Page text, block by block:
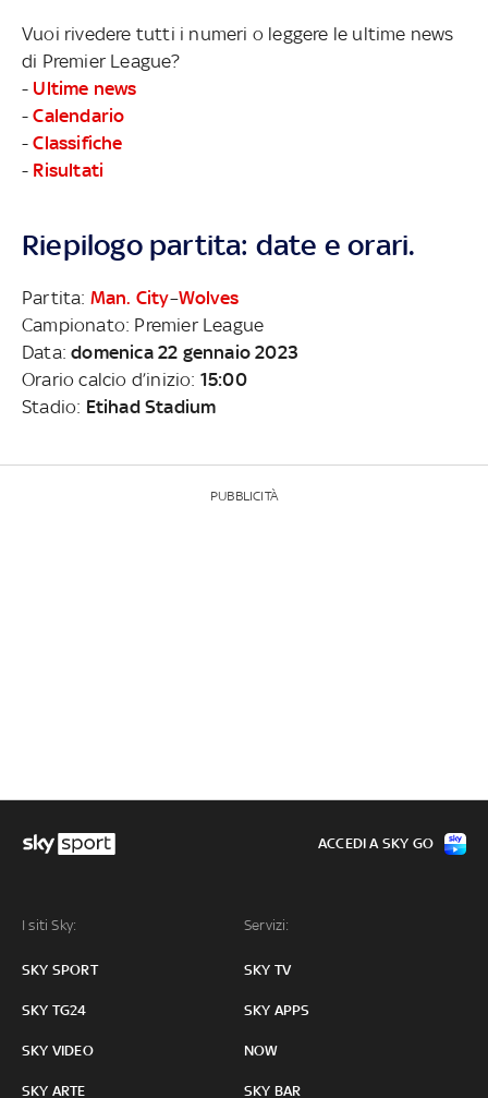
Vuoi rivedere tutti i numeri o leggere le ultime news
di Premier League?
- Ultime news
-Calendario
-Classifiche
- Risultati
Riepilogo partita: date e orari.
Partita: Man. City–Wolves
Campionato: Premier League
Data:domenica 22 gennaio 2023
Orario calcio d’inizio: 15:00
Stadio: Etihad Stadium
PUBBLICITÀ
I siti Sky:
SKY SPORT
SKY TG24
SKY VIDEO
SKY ARTE
Servizi:
SKY TV
SKY APPS
NOW
SKY BAR
ACCEDI A SKY GO